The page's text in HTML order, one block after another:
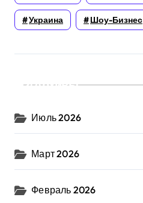
Украина Шоу-Бизнес
Архивы
Июль 2026
Март 2026
Февраль 2026